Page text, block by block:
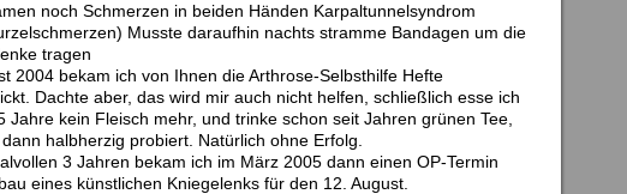
noch Schmerzen in beiden Händen Karpaltunnelsyndrom
Musste daraufhin nachts stramme Bandagen um die
tragen
2004 bekam ich von Ihnen die Arthrose-Selbsthilfe Hefte
Dachte aber, das wird mir auch nicht helfen, schließlich esse ich
Jahre kein Fleisch mehr, und trinke schon seit Jahren grünen Tee,
halbherzig probiert. Natürlich ohne Erfolg.
3 Jahren bekam ich im März 2005 dann einen OP-Termin
eines künstlichen Kniegelenks für den 12. August.